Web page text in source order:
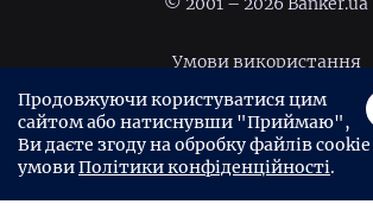
Умови використання
Політика
Угода користувача
Продовжуючи користуватися цим
сайтом або натиснувши "Приймаю",
Ви даєте згоду на обробку файлів
умовиПолітики конфіденційності.